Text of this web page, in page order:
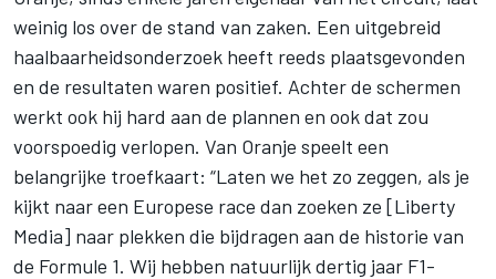
weinig los over de stand van zaken. Een uitgebreid
haalbaarheidsonderzoek heeft reeds plaatsgevonden
en de resultaten waren positief. Achter de schermen
werkt ook hij hard aan de plannen en ook dat zou
voorspoedig verlopen. Van Oranje speelt een
belangrijke troefkaart: “Laten we het zo zeggen, als je
kijkt naar een Europese race dan zoeken ze [Liberty
Media] naar plekken die bijdragen aan de historie van
de Formule 1. Wij hebben natuurlijk dertig jaar F1-